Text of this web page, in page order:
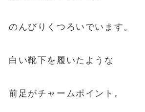
のんびりくつろいでいます。
白い靴下を履いたような
前足がチャームポイント。